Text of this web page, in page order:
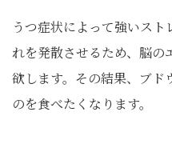
うつ症状によって強いス
れを発散させるため、脳の
欲します。その結果、ブド
のを食べたくなります。